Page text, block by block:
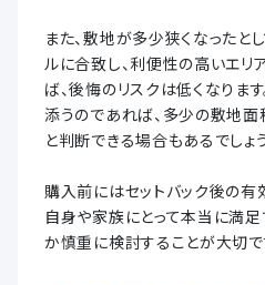
また、敷地が多少狭くなったと
ルに合致し、利便性の高いエリ
ば、後悔のリスクは低くなりま
添うのであれば、多少の敷地
と判断できる場合もあるでしょう
購入前にはセットバック後の有
自身や家族にとって本当に満
か慎重に検討することが大切で